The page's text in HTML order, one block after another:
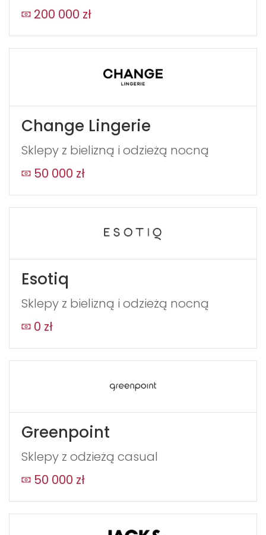
200 000 zł
Change Lingerie
Sklepy z bielizną i odzieżą nocną
50 000 zł
Esotiq
Sklepy z bielizną i odzieżą nocną
0 zł
Greenpoint
Sklepy z odzieżą casual
50 000 zł